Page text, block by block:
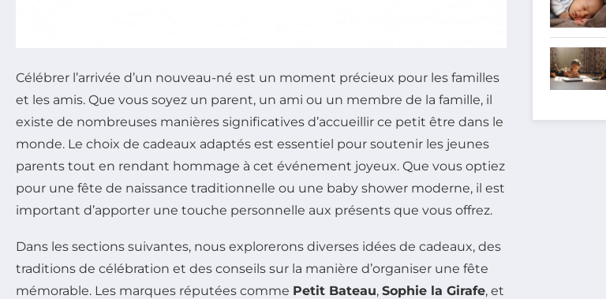
Célébrer l’arrivée d’un nouveau-né est un moment précieux pour les familles
et les amis. Que vous soyez un parent, un ami ou un membre de la famille, il
existe de nombreuses manières significatives d’accueillir ce petit être dans le
monde. Le choix de cadeaux adaptés est essentiel pour soutenir les jeunes
parents tout en rendant hommage à cet événement joyeux. Que vous optiez
pour une fête de naissance traditionnelle ou une baby shower moderne, il est
important d’apporter une touche personnelle aux présents que vous offrez.
Dans les sections suivantes, nous explorerons diverses idées de cadeaux, des
traditions de célébration et des conseils sur la manière d’organiser une fête
mémorable. Les marques réputées comme Petit Bateau, Sophie la Girafe, et